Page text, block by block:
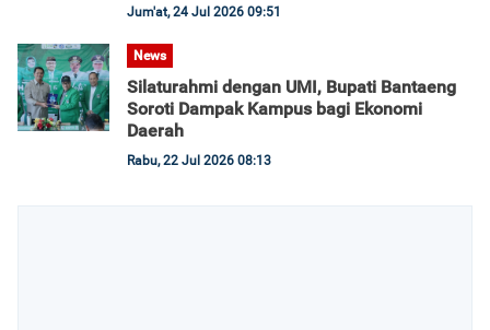
Jum'at, 24 Jul 2026 09:51
News
Silaturahmi dengan UMI, Bupati Bantaeng
Soroti Dampak Kampus bagi Ekonomi
Daerah
Rabu, 22 Jul 2026 08:13